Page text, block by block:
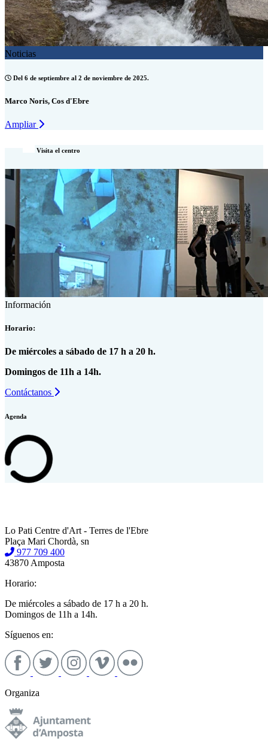
Noticias
Del 6 de septiembre al 2 de noviembre de 2025.
Marco Noris, Cos d'Ebre
Ampliar
Visita el centro
Información
Horario:
De miércoles a sábado de 17 h a 20 h.
Domingos de 11h a 14h.
Contáctanos
Agenda
Lo Pati Centre d'Art - Terres de l'Ebre
Plaça Mari Chordà, sn
977 709 400
43870 Amposta
Horario:
De miércoles a sábado de 17 h a 20 h.
Domingos de 11h a 14h.
Síguenos en:
Organiza